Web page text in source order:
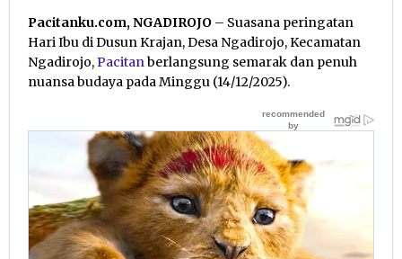
Pacitanku.com, NGADIROJO – Suasana peringatan
Hari Ibu di Dusun Krajan, Desa Ngadirojo, Kecamatan
Ngadirojo, Pacitan berlangsung semarak dan penuh
nuansa budaya pada Minggu (14/12/2025).